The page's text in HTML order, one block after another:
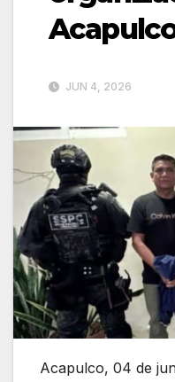
JUN 4, 2026
Acapulco, 04 de